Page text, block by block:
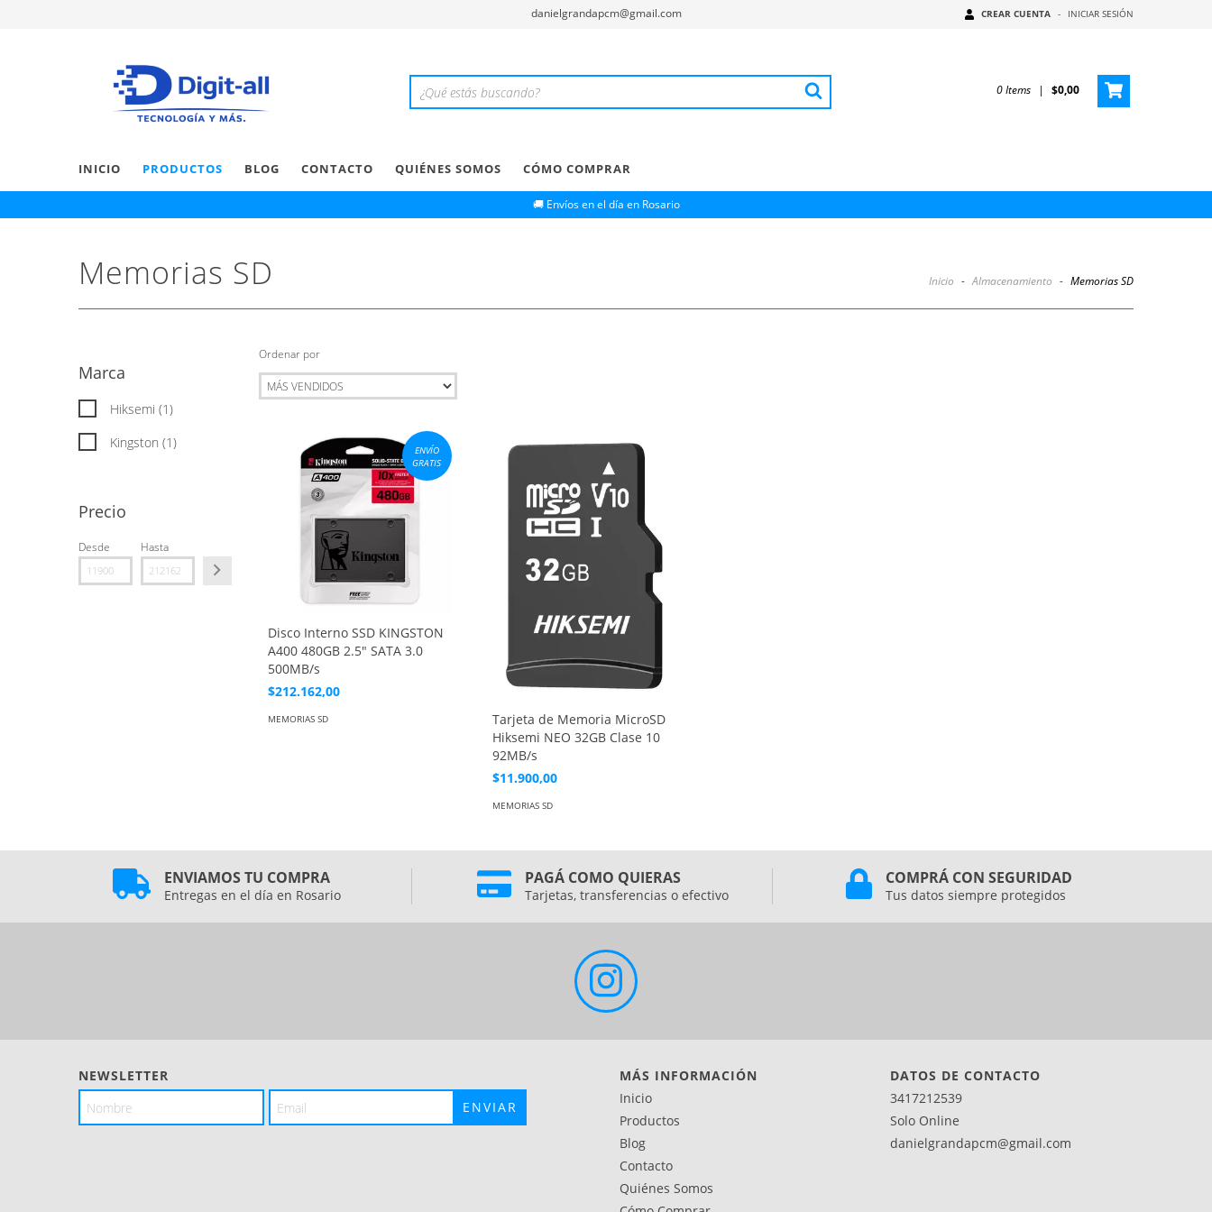
danielgrandapcm@gmail.com CREAR CUENTA - INICIAR SESIÓN
0Items | $0,00
INICIO PRODUCTOS BLOG CONTACTO QUIÉNES SOMOS CÓMO COMPRAR
🚚 Envíos en el día en Rosario
Memorias SD Inicio - Almacenamiento - Memorias SD
Marca
Hiksemi (1)
Kingston (1)
Precio
Desde Hasta
Ordenar por
ENVÍO
GRATIS
Disco Interno SSD KINGSTON
A400 480GB 2.5" SATA 3.0
500MB/s
$212.162,00
MEMORIAS SD
Tarjeta de Memoria MicroSD
Hiksemi NEO 32GB Clase 10
92MB/s
$11.900,00
MEMORIAS SD
ENVIAMOS TU COMPRA
Entregas en el día en Rosario
PAGÁ COMO QUIERAS
Tarjetas, transferencias o efectivo
COMPRÁ CON SEGURIDAD
Tus datos siempre protegidos
NEWSLETTER
MÁS INFORMACIÓN
Inicio
Productos
Blog
Contacto
Quiénes Somos
DATOS DE CONTACTO
3417212539
Solo Online
danielgrandapcm@gmail.com